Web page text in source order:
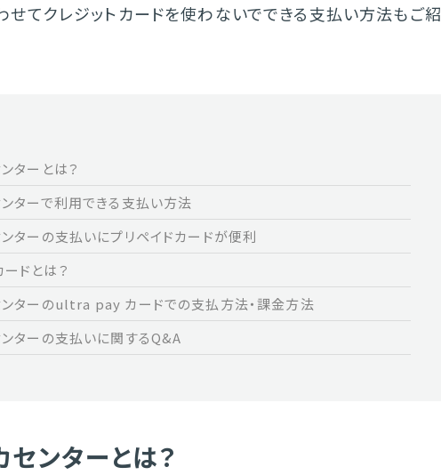
せてクレジットカードを使わないでできる支払い方法もご紹
ターとは？
ターで利用できる支払い方法
ターの支払いにプリペイドカードが便利
ドとは？
ンターのultra pay カードでの支払方法・課金方法
ターの支払いに関するQ&A
センターとは？